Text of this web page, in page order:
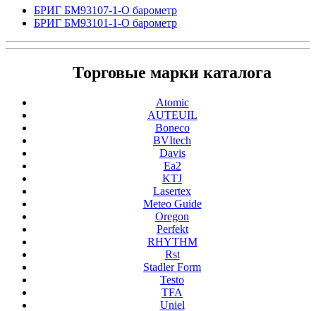
БРИГ БМ93107-1-О барометр
БРИГ БМ93101-1-О барометр
Торговые марки каталога
Atomic
AUTEUIL
Boneco
BVItech
Davis
Ea2
KTJ
Lasertex
Meteo Guide
Oregon
Perfekt
RHYTHM
Rst
Stadler Form
Testo
TFA
Uniel